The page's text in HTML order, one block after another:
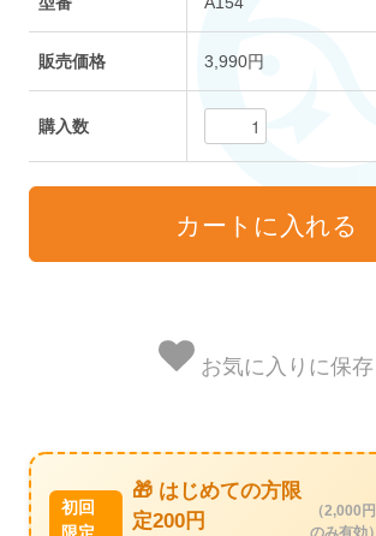
販売価格 3,990円
購入数
お気に入りに保存
初回
🎁 はじめての方限
定200円
（2,000